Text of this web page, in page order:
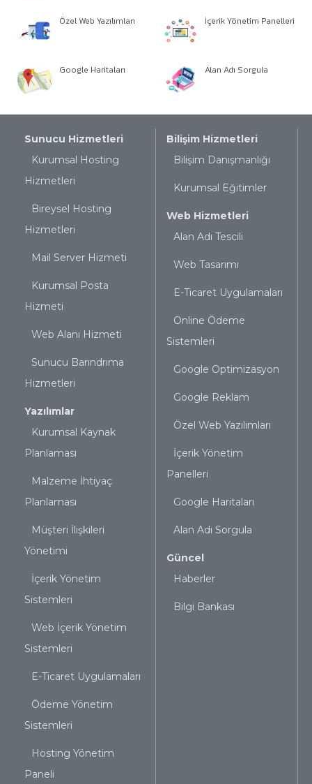
Özel Web Yazılımları İçerik Yönetim Panelleri
Google Haritaları Alan Adı Sorgula
Sunucu Hizmetleri
Kurumsal Hosting
Hizmetleri
Bireysel Hosting
Hizmetleri
Mail Server Hizmeti
Kurumsal Posta
Hizmeti
Web Alanı Hizmeti
Sunucu Barındrıma
Hizmetleri
Yazılımlar
Kurumsal Kaynak
Planlaması
Malzeme İhtiyaç
Planlaması
Müşteri İlişkileri
Yönetimi
İçerik Yönetim
Sistemleri
Web İçerik Yönetim
Sistemleri
E-Ticaret Uygulamaları
Ödeme Yönetim
Sistemleri
Hosting Yönetim
Paneli
Bilişim Hizmetleri
Bilişim Danışmanlığı
Kurumsal Eğitimler
Web Hizmetleri
Alan Adı Tescili
Web Tasarımı
E-Ticaret Uygulamaları
Online Ödeme
Sistemleri
Google Optimizasyon
Google Reklam
Özel Web Yazılımları
İçerik Yönetim
Panelleri
Google Haritaları
Alan Adı Sorgula
Güncel
Haberler
Bilgi Bankası